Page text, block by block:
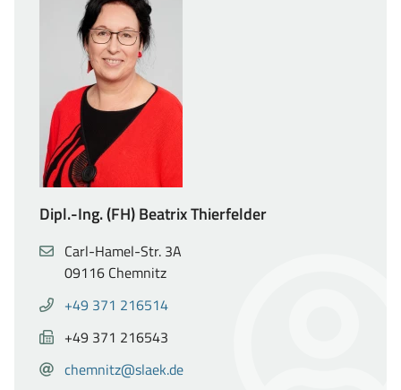
Dipl.-Ing. (FH) Beatrix Thierfelder
Adresse
Carl-Hamel-Str. 3A
09116 Chemnitz
Telefon
Anrufen
Dipl.-
Ing.
+49 371 216514
FaxCONTACT_BLOCK_FAX_NUMBER_SRONLY
+49 371 216543
E-E-
chemnitz@slaek.de